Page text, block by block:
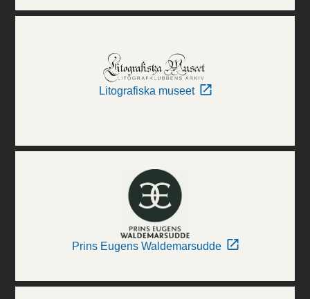
Litografiska museet
Prins Eugens Waldemarsudde